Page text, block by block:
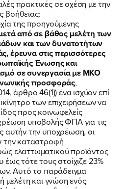
YT LN VB TIKTOK
πρακτικές σε σχέση με την
βοήθειας:
της προηγούμενης
από σε βάθος μελέτη των
και των δυνατοτήτων
έρευνα στις περισσότερες
Ένωσης και
σε συνεργασία με ΜΚΟ
προσφοράς,
άρθρο 46(1)) ένα ισχύον επί
των επιχειρήσεων να
προς κοινωφελείς
υποβολής ΦΠΑ για τις
αυτήν την υποχρέωση, οι
την καταστροφή
ελαττωματικού προϊόντος
τότε τους στοίχιζε 23%
Αυτό το παράδειγμα
μελέτη και γνώση ενός